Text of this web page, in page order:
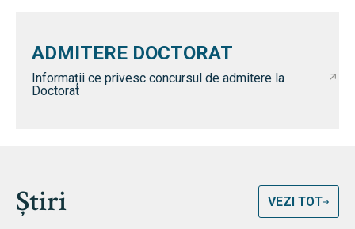
ADMITERE DOCTORAT
Informații ce privesc concursul de admitere la
Doctorat
Știri VEZI TOT